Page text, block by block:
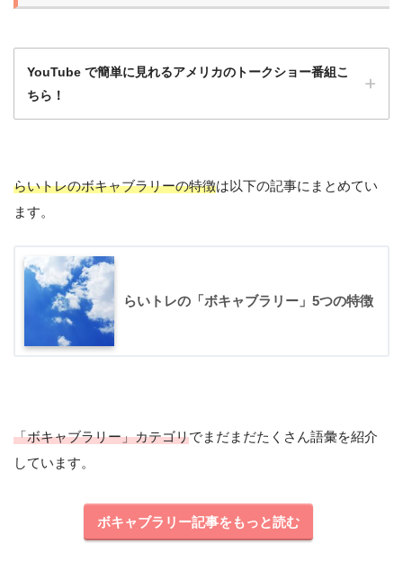
YouTube で簡単に見れるアメリカのトークショー番組こ
ちら！
洋画や海外ドラマももちろんいいけど、トー
クショーは会話がほとんど途切れず、発話量
らいトレのボキャブラリーの特徴は以下の記事にまとめてい
ます。
らいトレの「ボキャブラリー」5つの特徴
「ボキャブラリー」カテゴリでまだまだたくさん語彙を紹介
しています。
ボキャブラリー記事をもっと読む